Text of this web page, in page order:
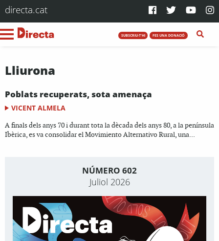
directa.cat
SUBSCRIU-T'HI FES UNA DONACIÓ
Lliurona
Poblats recuperats, sota amenaça
VICENT ALMELA
A finals dels anys 70 i durant tota la dècada dels anys 80, a la península
Ibèrica, es va consolidar el Movimiento Alternativo Rural, una...
NÚMERO 602
Juliol 2026